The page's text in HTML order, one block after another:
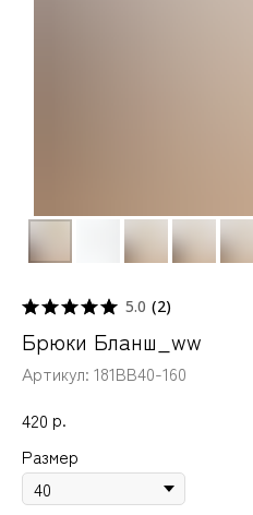
5.0 (2)
Брюки Бланш_ww
Артикул: 181BB40-160
420 р.
Размер